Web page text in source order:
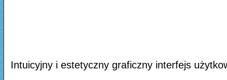
Intuicyjny i estetyczny graficzny interfejs